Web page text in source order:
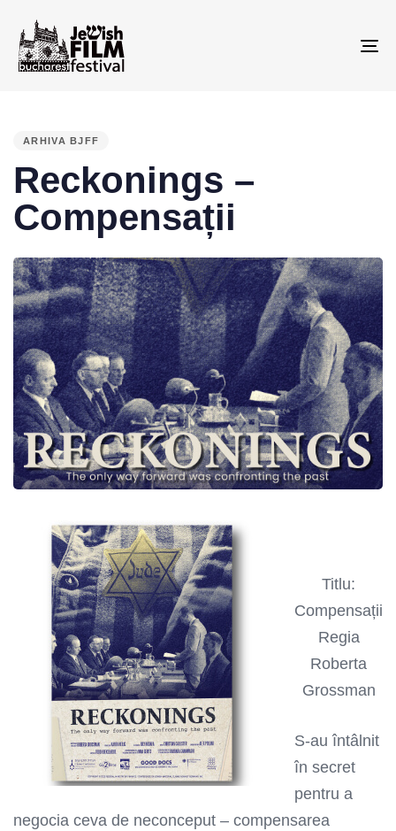
ARHIVA BJFF
Reckonings –
Compensații
Titlu:
Compensații
Regia
Roberta
Grossman
S-au întâlnit
în secret
pentru a
negocia ceva de neconceput – compensarea